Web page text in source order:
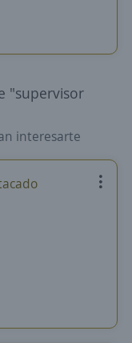
"supervisor
interesarte